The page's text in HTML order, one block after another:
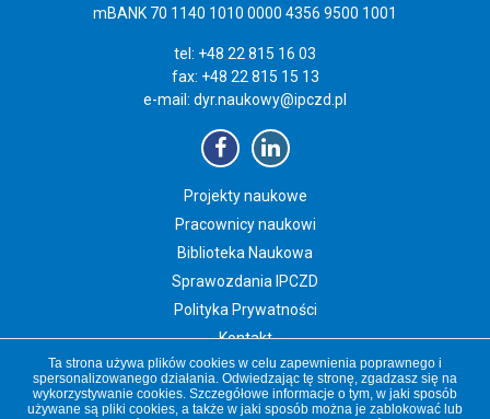
mBANK 70 1140 1010 0000 4356 9500 1001
tel: +48 22 815 16 03
fax: +48 22 815 15 13
e-mail: dyr.naukowy@ipczd.pl
Projekty naukowe
Pracownicy naukowi
Biblioteka Naukowa
Sprawozdania IPCZD
Polityka Prywatności
Kontakt
Newsletter IPCZD
Ta strona używa plików cookies w celu zapewnienia poprawnego i
spersonalizowanego działania. Odwiedzając tę stronę, zgadzasz się na
wykorzystywanie cookies. Szczegółowe informacje o tym, w jaki sposób
używane są pliki cookies, a także w jaki sposób można je zablokować lub